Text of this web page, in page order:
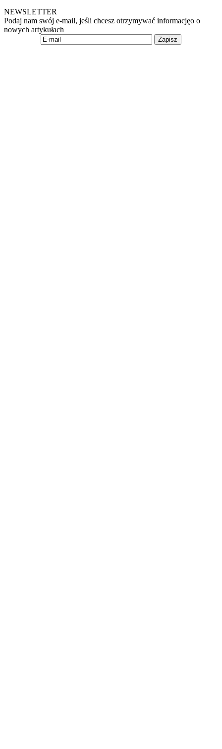
NEWSLETTER
Podaj nam swój e-mail, jeśli chcesz otrzymywać informacjęo o
nowych artykułach
Zapisz